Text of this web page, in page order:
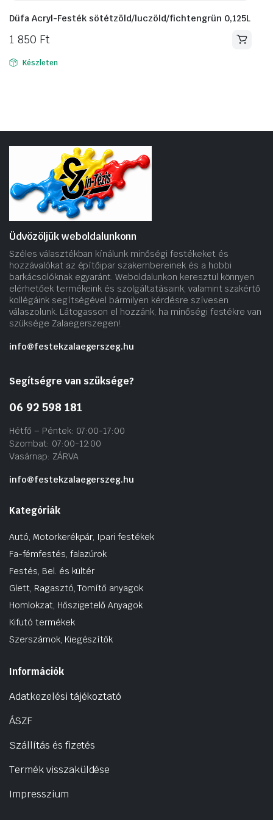
Düfa Acryl-Festék sötétzöld/luczöld/fichtengrün 0,125L
1 850 Ft
Készleten
Üdvözöljük weboldalunkonn
Széles választékban kínálunk minőségi festékeket és
hozzávalókat az építőipar szakembereinek és a hobbi
barkácsolóknak egyaránt. Weboldalunkon keresztül könnyen
elérhetőek termékeink és szolgáltatásaink, valamint szakértő
kollégáink segítségével bármilyen kérdésre szívesen
válaszolunk. Látogasson el hozzánk, ha minőségi festékre van
szüksége Zalaegerszegen!.
info@festekzalaegerszeg.hu
Segítségre van szüksége?
06 92 598 181
Hétfő – Péntek: 07:00-17:00
Szombat: 07:00-12:00
Vasárnap: ZÁRVA
info@festekzalaegerszeg.hu
Kategóriák
Autó, Motorkerékpár, Ipari festékek
Fa-fémfestés, falazúrok
Festés, Bel. és kültér
Glett, Ragasztó, Tömítő anyagok
Homlokzat, Hőszigetelő Anyagok
Kifutó termékek
Szerszámok, Kiegészítők
Információk
Adatkezelési tájékoztató
ÁSZF
Szállítás és fizetés
Termék visszaküldése
Impresszium